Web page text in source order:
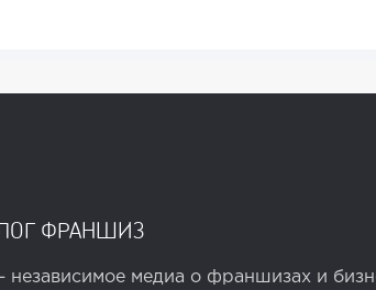
ФРАНШИЗ
независимое медиа о франшизах и